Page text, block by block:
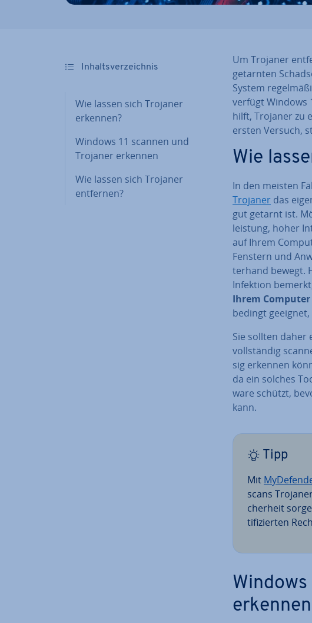
In­halts­ver­zeich­nis
Wie lassen sich Trojaner
erkennen?
Windows 11 scannen und
Trojaner erkennen
Wie lassen sich Trojaner
entfernen?
Um Trojaner
getarnten
System
verfügt Windows
hilft, Trojaner zu
ersten Versuch,
Wie
In den meisten
Trojaner das
gut getarnt ist.
leis­tung, hoher
auf Ihrem
Fenstern und
ter­hand bewegt.
Infektion
Ihrem
bedingt
Sie sollten daher
voll­stän­dig
sig erkennen
da ein solches
ware schützt,
kann.
Tipp
Mit
scans
cher­heit
ti­fi­zier­ten
Windows
erkennen